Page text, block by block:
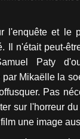
l'enquête et le
Il n'était peut-
Paty
Mikaëlle la
Pas
sur l'horreur
une image